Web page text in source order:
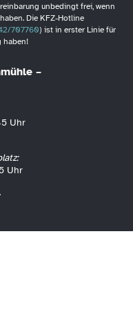
unbedingt frei, wenn
Die KFZ-Hotline
707760) ist in erster Linie für
haben!
–
Uhr
Uhr